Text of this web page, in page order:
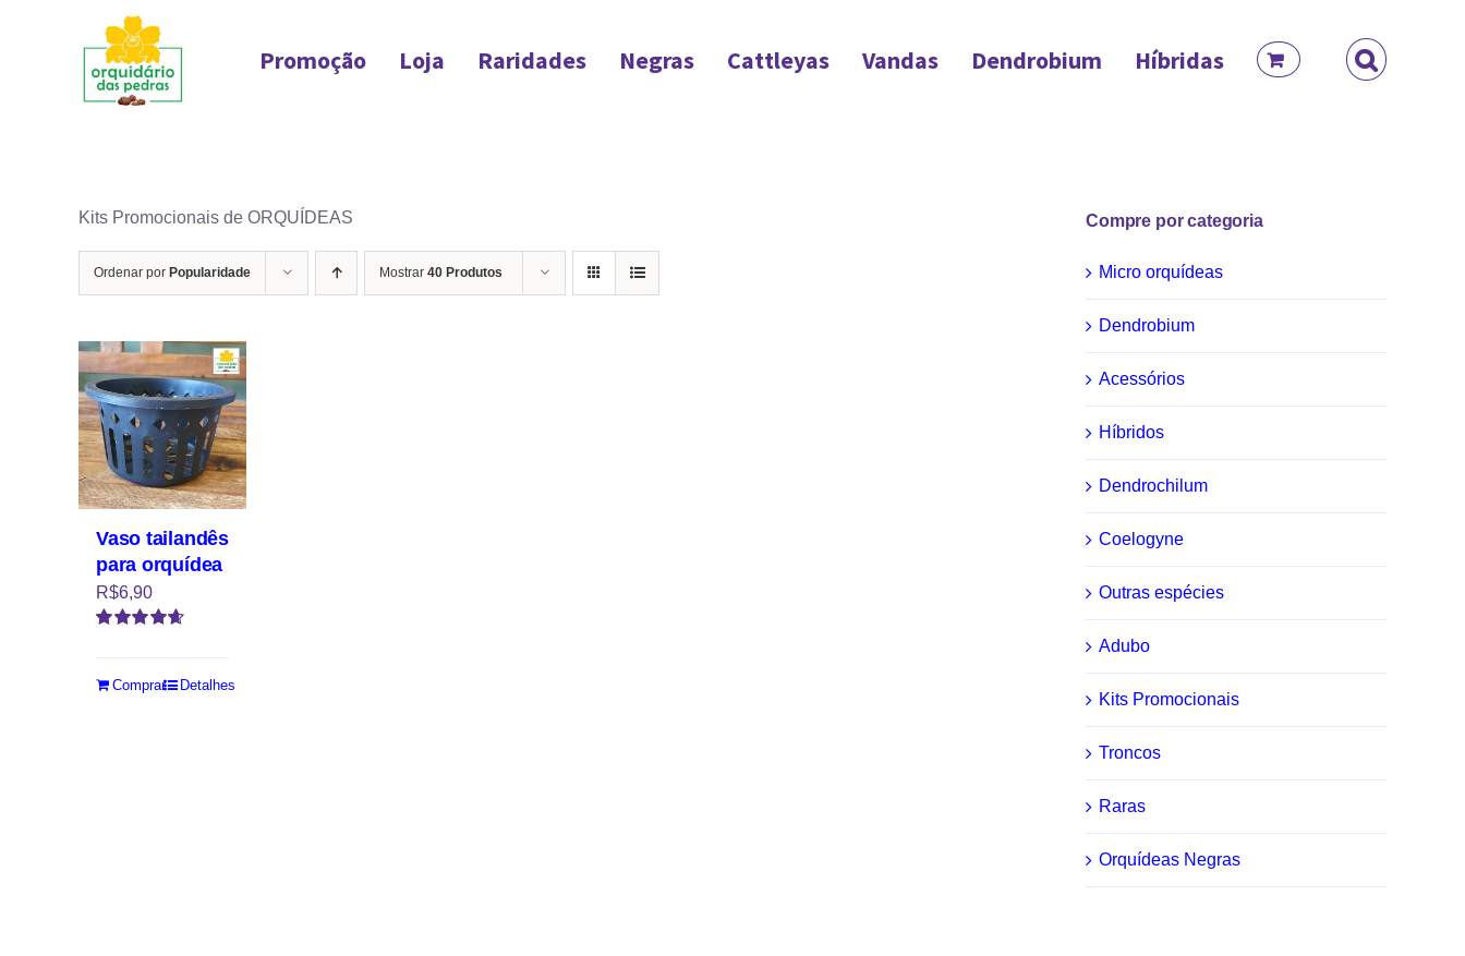
Promoção Loja Raridades Negras Cattleyas Vandas Dendrobium Híbridas
Kits Promocionais de ORQUÍDEAS
Ordenar por Popularidade Mostrar 40 Produtos
Vaso tailandês
para orquídea
R$6,90
Comprar Detalhes
Compre por categoria
Micro orquídeas
Dendrobium
Acessórios
Híbridos
Dendrochilum
Coelogyne
Outras espécies
Adubo
Kits Promocionais
Troncos
Raras
Orquídeas Negras